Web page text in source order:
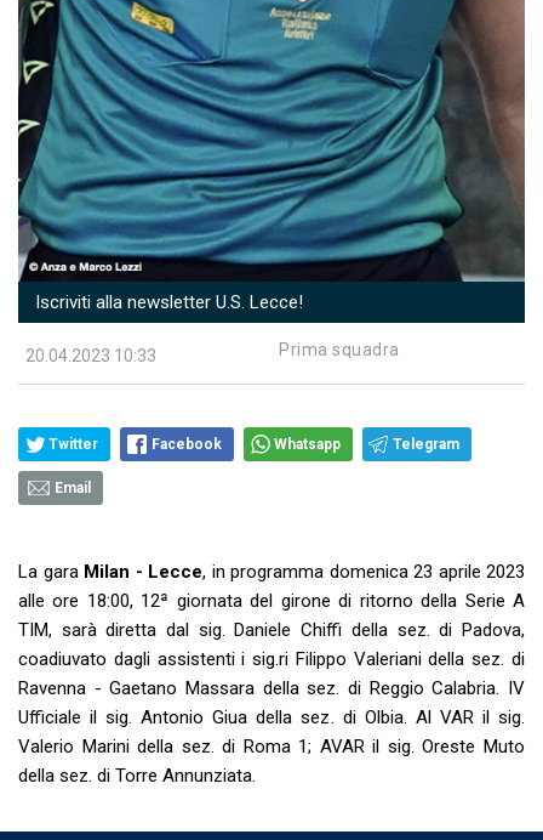
Iscriviti alla newsletter U.S. Lecce!
20.04.2023 10:33 Prima squadra
Twitter Facebook Whatsapp Telegram
Email
La garaMilan - Lecce, in programma domenica 23 aprile 2023
alle ore 18:00, 12ª giornata del girone di ritorno della Serie A
TIM, sarà diretta dal sig. Daniele Chiffi della sez. di Padova,
coadiuvato dagli assistenti i sig.ri Filippo Valeriani della sez. di
Ravenna - Gaetano Massara della sez. di Reggio Calabria. IV
Ufficiale il sig. Antonio Giua della sez. di Olbia. Al VAR il sig.
Valerio Marini della sez. di Roma 1; AVAR il sig. Oreste Muto
della sez. di Torre Annunziata.